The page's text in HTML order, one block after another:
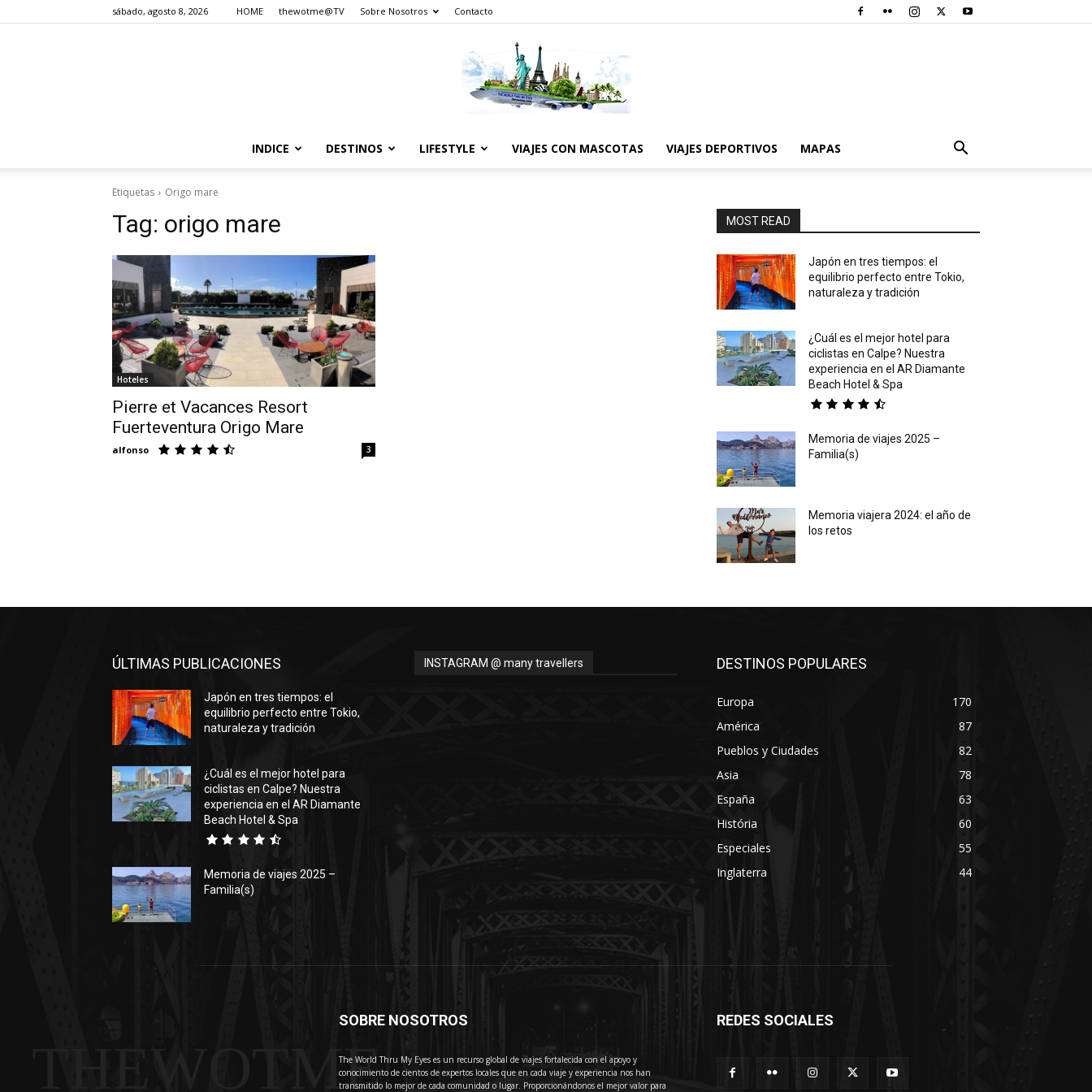
sábado, agosto 8, 2026 HOME thewotme@TV Sobre Nosotros Contacto
INDICE DESTINOS LIFESTYLE VIAJES CON MASCOTAS VIAJES DEPORTIVOS MAPAS
Etiquetas Origo mare
Tag: origo mare
Hoteles
Pierre et Vacances Resort
Fuerteventura Origo Mare
alfonso 3
MOST READ
Japón en tres tiempos: el
equilibrio perfecto entre Tokio,
naturaleza y tradición
¿Cuál es el mejor hotel para
ciclistas en Calpe? Nuestra
experiencia en el AR Diamante
Beach Hotel & Spa
Memoria de viajes 2025 –
Familia(s)
Memoria viajera 2024: el año de
los retos
ÚLTIMAS PUBLICACIONES
Japón en tres tiempos: el
equilibrio perfecto entre Tokio,
naturaleza y tradición
¿Cuál es el mejor hotel para
ciclistas en Calpe? Nuestra
experiencia en el AR Diamante
Beach Hotel & Spa
Memoria de viajes 2025 –
Familia(s)
INSTAGRAM @ many travellers DESTINOS POPULARES
Europa
170
América
87
Pueblos y Ciudades
82
Asia
78
España
63
História
60
Especiales
55
Inglaterra
44
THEWOTME
SOBRE NOSOTROS
The World Thru My Eyes es un recurso global de viajes fortalecida con el apoyo y
conocimiento de cientos de expertos locales que en cada viaje y experiencia nos han
transmitido lo mejor de cada comunidad o lugar. Proporcionándonos el mejor valor para
REDES SOCIALES